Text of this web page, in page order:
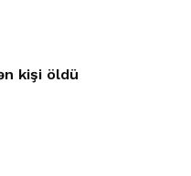
kişi öldü